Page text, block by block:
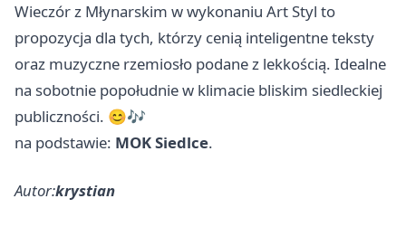
Wieczór z Młynarskim w wykonaniu Art Styl to
propozycja dla tych, którzy cenią inteligentne teksty
oraz muzyczne rzemiosło podane z lekkością. Idealne
na sobotnie popołudnie w klimacie bliskim siedleckiej
publiczności. 😊🎶
na podstawie: MOK Siedlce.
Autor:krystian